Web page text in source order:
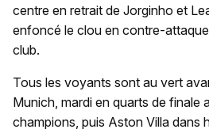
centre en retrait de Jorginho et
enfoncé le clou en contre-
club.
Tous les voyants sont au vert
Munich, mardi en quarts de finale
champions, puis Aston Villa dans